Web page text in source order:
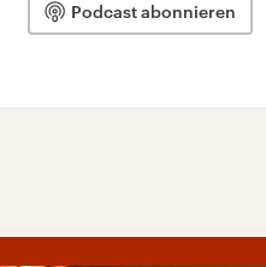
Podcast abonnieren